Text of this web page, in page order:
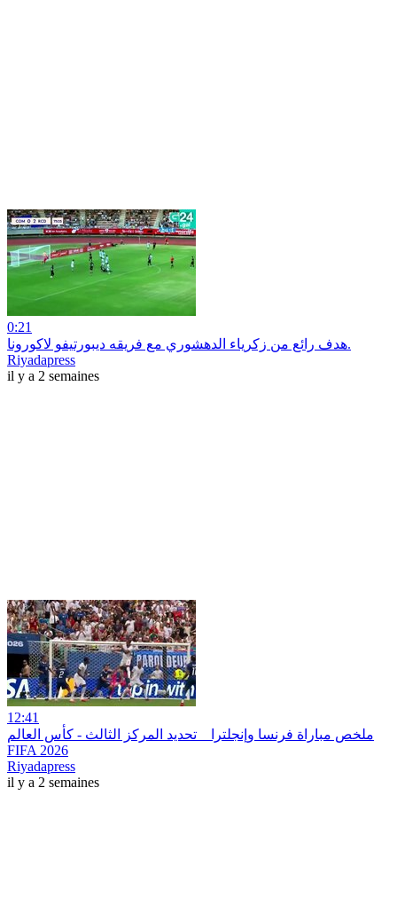
0:21
هدف رائع من زكرياء الدهشوري مع فريقه ديبورتيفو لاكورونا.
Riyadapress
il y a 2 semaines
12:41
ملخص مباراة فرنسا وإنجلترا _ تحديد المركز الثالث - كأس العالم
FIFA 2026
Riyadapress
il y a 2 semaines